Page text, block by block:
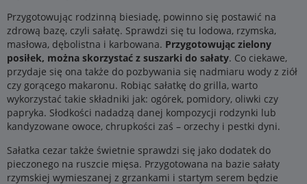
Przygotowując rodzinną biesiadę, powinno się postawić na
zdrową bazę, czyli sałatę. Sprawdzi się tu lodowa, rzymska,
masłowa, dębolistna i karbowana. Przygotowując zielony
posiłek, można skorzystać z suszarki do sałaty. Co ciekawe,
przydaje się ona także do pozbywania się nadmiaru wody z ziół
czy gorącego makaronu. Robiąc sałatkę do grilla, warto
wykorzystać takie składniki jak: ogórek, pomidory, oliwki czy
papryka. Słodkości nadadzą danej kompozycji rodzynki lub
kandyzowane owoce, chrupkości zaś – orzechy i pestki dyni.
Sałatka cezar także świetnie sprawdzi się jako dodatek do
pieczonego na ruszcie mięsa. Przygotowana na bazie sałaty
rzymskiej wymieszanej z grzankami i startym serem będzie